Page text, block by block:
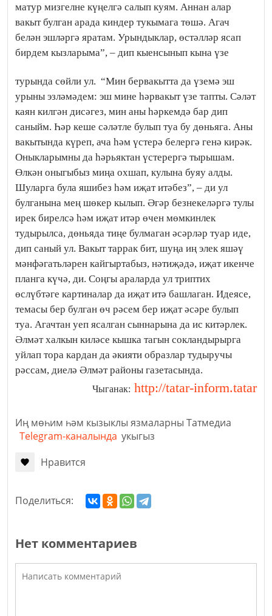
матур мизгелне күңелгә салып куям. Аннан алар
вакыт булган арада киндер тукымага төшә. Агач
белән эшләргә яратам. Урындыклар, өстәлләр ясап
бирдем кызларыма”, – дип кыенсынып кына үзе
турында сөйли ул. “Мин бервакытта да үземә эш
урыны эзләмәдем: эш мине һәрвакыт үзе тапты. Сәләт
каян килгән дисәгез, мин аны һәркемдә бар дип
саныйм. Һәр кеше сәләтле булып туа бу дөньяга. Аны
вакытында күреп, ача һәм үстерә белергә генә кирәк.
Оныкларымны да һәрьяктан үстерергә тырышам.
Өлкән оныгыбыз миңа охшап, кулына буяу алды.
Шуларга була яшибез һәм иҗат итәбез”, – ди ул
булганына мең шөкер кылып. Әгәр безнекеләргә тулы
ирек бирелсә һәм иҗат итәр өчен мөмкинлек
тудырылса, дөньяда тиңе булмаган әсәрләр туар иде,
дип саный ул. Вакыт таррак бит, шуңа иң элек яшәү
мәнфәгатьләрен кайгыртабыз, нәтиҗәдә, иҗат икенче
планга күчә, ди. Соңгы араларда ул триптих
өслүбтәге картиналар да иҗат итә башлаган. Идеясе,
темасы бер булган өч рәсем бер иҗат әсәре булып
туа. Агачтан уеп ясалган сыннарына да ис китәрлек.
Әлмәт халкын киләсе кышка тагын сокландырырга
уйлап тора кардан да әкияти образлар тудыручы
рәссам, диелә Әлмәт районы газетасында.
Чыганак: http://tatar-inform.tatar
Иң мөһим һәм кызыклы язмаларны Татмедиа
Telegram-каналында укыгыз
Нравится
Поделиться:
Нет комментариев